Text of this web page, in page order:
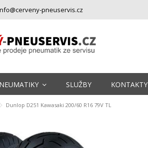
pneuservis.cz
SLUŽBY KONTAKTY
Dunlop D251 Kawasaki 200/60 R16 79V TL